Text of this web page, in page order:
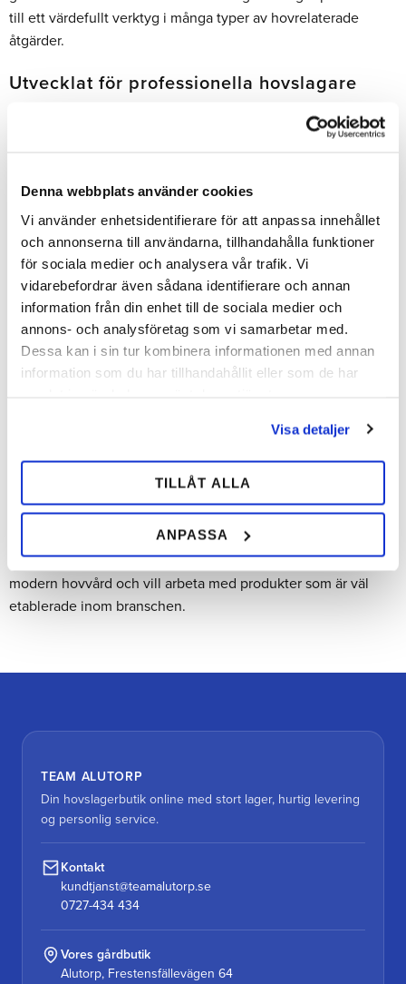
Denna webbplats använder cookies
Vi använder enhetsidentifierare för att anpassa innehållet
och annonserna till användarna, tillhandahålla funktioner
för sociala medier och analysera vår trafik. Vi
vidarebefordrar även sådana identifierare och annan
information från din enhet till de sociala medier och
annons- och analysföretag som vi samarbetar med.
Dessa kan i sin tur kombinera informationen med annan
information som du har tillhandahållit eller som de har
Visa detaljer
TILLÅT ALLA
ANPASSA
till ett värdefullt verktyg i många typer av hovrelaterade
åtgärder.
Utvecklat för professionella hovslagare
Top Gum är framtaget för yrkesverksamma som ställer höga
krav på material, arbetsflöde och resultat. Produkterna
inom hovvård och som behöver tillförlitliga lösningar för både
med tillbehör som säkerställer korrekt blandning och
applicering.
Populärt inom trav och galopp
Top Gum har under lång tid använts inom trav- och
galoppsporten där kraven på hållbarhet, precision och
funktion är höga. Produkterna används på tävlingshästar där
Top Gum hos Team Alutorp
Hos Team Alutorp hittar du produkter från Top Gum för
limskor, hovreparation och hovrekonstruktion. Sortimentet
riktar sig till hovslagare som söker professionella lösningar för
modern hovvård och vill arbeta med produkter som är väl
etablerade inom branschen.
TEAM ALUTORP
Din hovslagerbutik online med stort lager, hurtig levering
og personlig service.
Kontakt
kundtjanst@teamalutorp.se
0727-434 434
Vores gårdbutik
Alutorp, Frestensfällevägen 64